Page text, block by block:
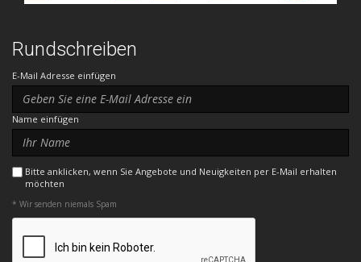
Rundschreiben
E-Mail Adresse einfügen
Name einfügen
Bitte anklicken, wenn Sie Angebote und Neuigkeiten per E-Mail erhalten
möchten
* Wir senden niemals Spam